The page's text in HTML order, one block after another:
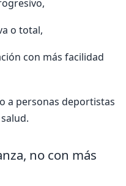
o total,
con más facilidad
a personas deportistas
no con más